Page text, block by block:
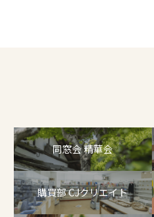
同窓会 精華会
購買部 CJクリエイト